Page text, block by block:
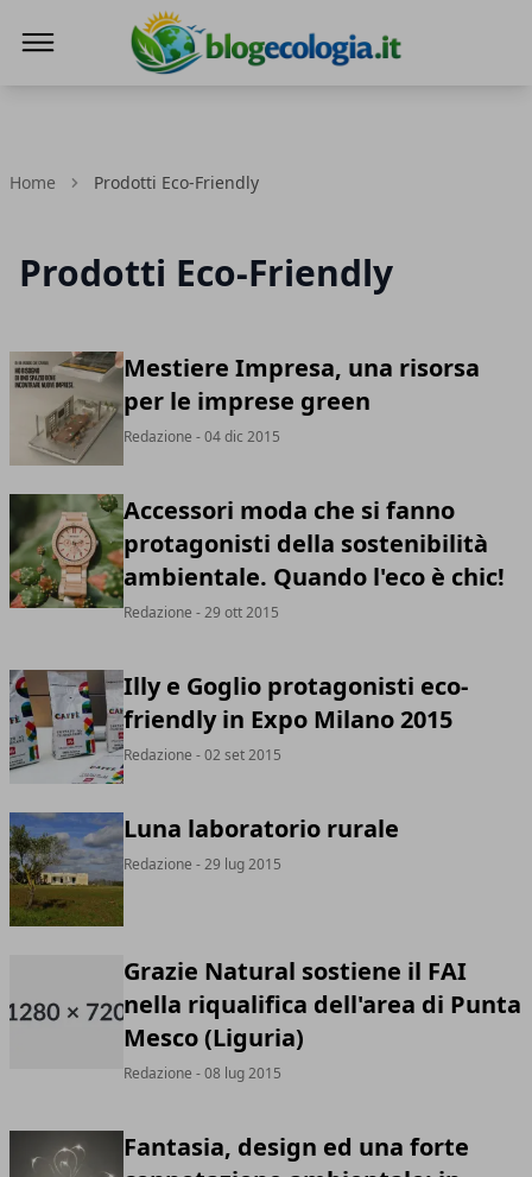
Home Prodotti Eco-Friendly
Prodotti Eco-Friendly
Mestiere Impresa, una risorsa
per le imprese green
Redazione - 04 dic 2015
Accessori moda che si fanno
protagonisti della sostenibilità
ambientale. Quando l'eco è chic!
Redazione - 29 ott 2015
Illy e Goglio protagonisti eco-
friendly in Expo Milano 2015
Redazione - 02 set 2015
Luna laboratorio rurale
Redazione - 29 lug 2015
Grazie Natural sostiene il FAI
nella riqualifica dell'area di Punta
Mesco (Liguria)
Redazione - 08 lug 2015
Fantasia, design ed una forte